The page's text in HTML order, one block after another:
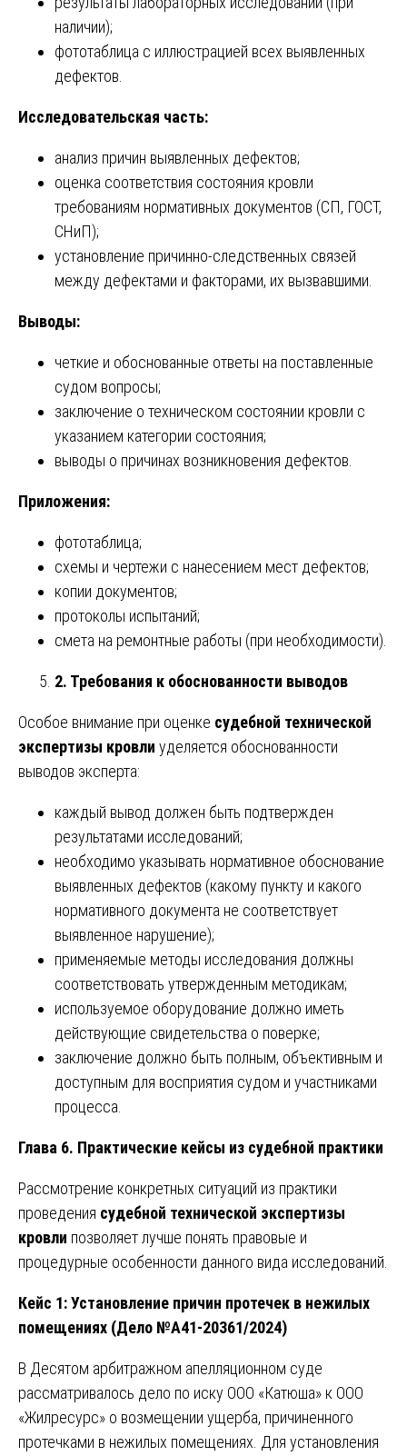
наличии);
фототаблица с иллюстрацией всех выявленных
дефектов.
Исследовательская часть:
анализ причин выявленных дефектов;
оценка соответствия состояния кровли
требованиям нормативных документов (СП, ГОСТ,
СНиП);
установление причинно-следственных связей
между дефектами и факторами, их вызвавшими.
Выводы:
четкие и обоснованные ответы на поставленные
судом вопросы;
заключение о техническом состоянии кровли с
указанием категории состояния;
выводы о причинах возникновения дефектов.
Приложения:
фототаблица;
схемы и чертежи с нанесением мест дефектов;
копии документов;
протоколы испытаний;
смета на ремонтные работы (при необходимости).
2. Требования к обоснованности выводов
Особое внимание при оценке судебной технической
экспертизы кровли уделяется обоснованности
выводов эксперта:
каждый вывод должен быть подтвержден
результатами исследований;
необходимо указывать нормативное обоснование
выявленных дефектов (какому пункту и какого
нормативного документа не соответствует
выявленное нарушение);
применяемые методы исследования должны
соответствовать утвержденным методикам;
используемое оборудование должно иметь
действующие свидетельства о поверке;
заключение должно быть полным, объективным и
доступным для восприятия судом и участниками
процесса.
Глава 6. Практические кейсы из судебной практики
Рассмотрение конкретных ситуаций из практики
проведения судебной технической экспертизы
кровли позволяет лучше понять правовые и
процедурные особенности данного вида исследований.
Кейс 1: Установление причин протечек в нежилых
помещениях (Дело №А41-20361/2024)
В Десятом арбитражном апелляционном суде
рассматривалось дело по иску ООО «Катюша» к ООО
«Жилресурс» о возмещении ущерба, причиненного
протечками в нежилых помещениях. Для установления